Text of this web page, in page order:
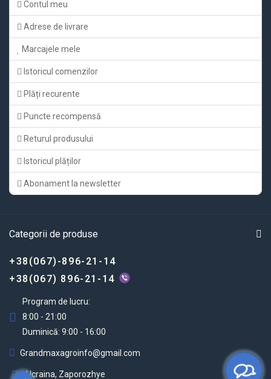
Contul meu
Adrese de livrare
Marcajele mele
Istoricul comenzilor
Plăți recurente
Puncte recompensă
Returul produsului
Istoricul plăților
Abonament la newsletter
Categorii de produse
+38(067)-896-21-14
+38(067) 896-21-14
Program de lucru:
8:00 - 21:00
Duminică: 9:00 - 16:00
Grandmaxagroinfo@gmail.com
Ucraina, Zaporozhye